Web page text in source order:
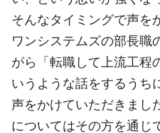
そんなタイミングで声を
ワンシステムズの部長職
がら「転職して上流工程
いうような話をするうち
声をかけていただきまし
についてはその方を通じ